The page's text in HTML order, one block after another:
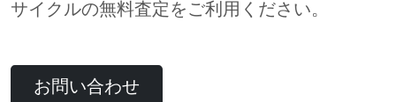
サイクルの無料査定をご利用ください。
お問い合わせ